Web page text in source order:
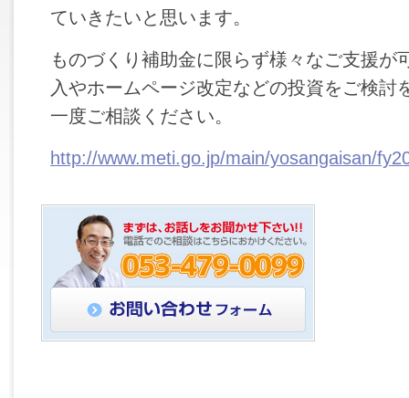
ていきたいと思います。
ものづくり補助金に限らず様々なご支援が
入やホームページ改定などの投資をご検討
一度ご相談ください。
http://www.meti.go.jp/main/yosangaisan/